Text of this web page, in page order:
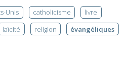
Unis catholicisme
livre
laïcité religion évangéliques